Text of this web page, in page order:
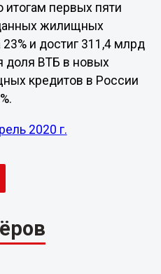
итогам первых пяти
жилищных
и достиг 311,4 млрд
доля ВТБ в новых
кредитов в России
2020 г.